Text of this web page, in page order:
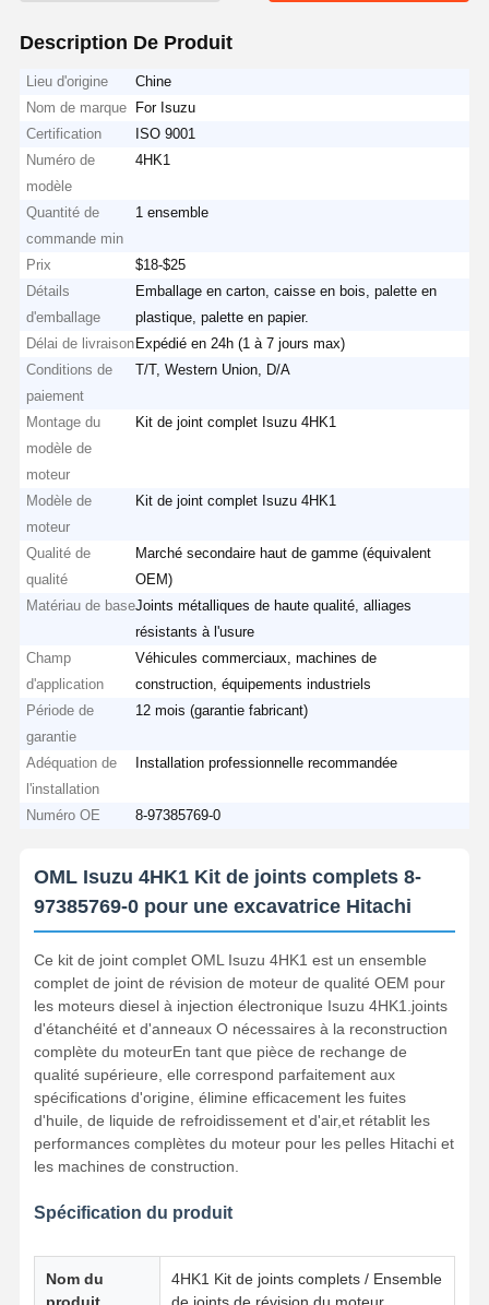
Description De Produit
Lieu d'origine
Chine
Nom de marque
For Isuzu
Certification
ISO 9001
Numéro de
modèle
4HK1
Quantité de
commande min
1 ensemble
Prix
$18-$25
Détails
d'emballage
Emballage en carton, caisse en bois, palette en
plastique, palette en papier.
Délai de livraison Expédié en 24h (1 à 7 jours max)
Conditions de
paiement
T/T, Western Union, D/A
Montage du
modèle de
moteur
Kit de joint complet Isuzu 4HK1
Modèle de
moteur
Kit de joint complet Isuzu 4HK1
Qualité de
qualité
Marché secondaire haut de gamme (équivalent
OEM)
Matériau de baseJoints métalliques de haute qualité, alliages
résistants à l'usure
Champ
d'application
Véhicules commerciaux, machines de
construction, équipements industriels
Période de
garantie
12 mois (garantie fabricant)
Adéquation de
l'installation
Installation professionnelle recommandée
Numéro OE 8-97385769-0
OML Isuzu 4HK1 Kit de joints complets 8-
97385769-0 pour une excavatrice Hitachi
Ce kit de joint complet OML Isuzu 4HK1 est un ensemble
complet de joint de révision de moteur de qualité OEM pour
les moteurs diesel à injection électronique Isuzu 4HK1.joints
d'étanchéité et d'anneaux O nécessaires à la reconstruction
complète du moteurEn tant que pièce de rechange de
qualité supérieure, elle correspond parfaitement aux
spécifications d'origine, élimine efficacement les fuites
d'huile, de liquide de refroidissement et d'air,et rétablit les
performances complètes du moteur pour les pelles Hitachi et
les machines de construction.
Spécification du produit
Nom du
produit
4HK1 Kit de joints complets / Ensemble
de joints de révision du moteur